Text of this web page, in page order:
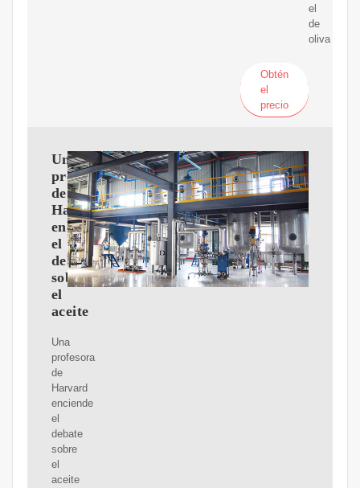
el
de
oliva
Obtén
el
precio
Una
profesora
de
Harvard
enciende
el
debate
sobre
el
aceite
Una
profesora
de
Harvard
enciende
el
debate
sobre
el
aceite